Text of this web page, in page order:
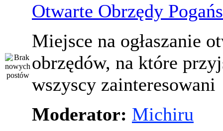
Otwarte Obrzędy
Miejsce na ogłaszanie
obrzędów, na które
wszyscy zainteresowani
Moderator: Michiru